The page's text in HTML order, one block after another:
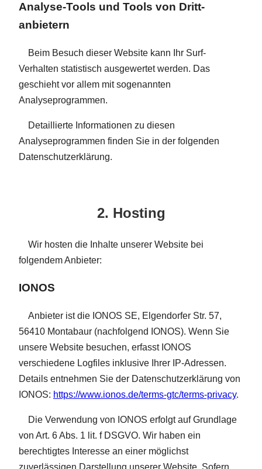
Analyse-Tools und Tools von Dritt­
anbietern
Beim Besuch dieser Website kann Ihr Surf-
Verhalten statistisch ausgewertet werden. Das
geschieht vor allem mit sogenannten
Analyseprogrammen.
Detaillierte Informationen zu diesen
Analyseprogrammen finden Sie in der folgenden
Datenschutzerklärung.
2. Hosting
Wir hosten die Inhalte unserer Website bei
folgendem Anbieter:
IONOS
Anbieter ist die IONOS SE, Elgendorfer Str. 57,
56410 Montabaur (nachfolgend IONOS). Wenn Sie
unsere Website besuchen, erfasst IONOS
verschiedene Logfiles inklusive Ihrer IP-Adressen.
Details entnehmen Sie der Datenschutzerklärung von
IONOS: https://www.ionos.de/terms-gtc/terms-privacy.
Die Verwendung von IONOS erfolgt auf Grundlage
von Art. 6 Abs. 1 lit. f DSGVO. Wir haben ein
berechtigtes Interesse an einer möglichst
zuverlässigen Darstellung unserer Website. Sofern